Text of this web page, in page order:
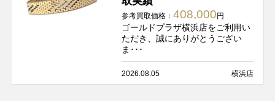
参考買取価格：408,000円
ゴールドプラザ横浜店をご利用い
ただき、誠にありがとうござい
ま･･･
2026.08.05 横浜店